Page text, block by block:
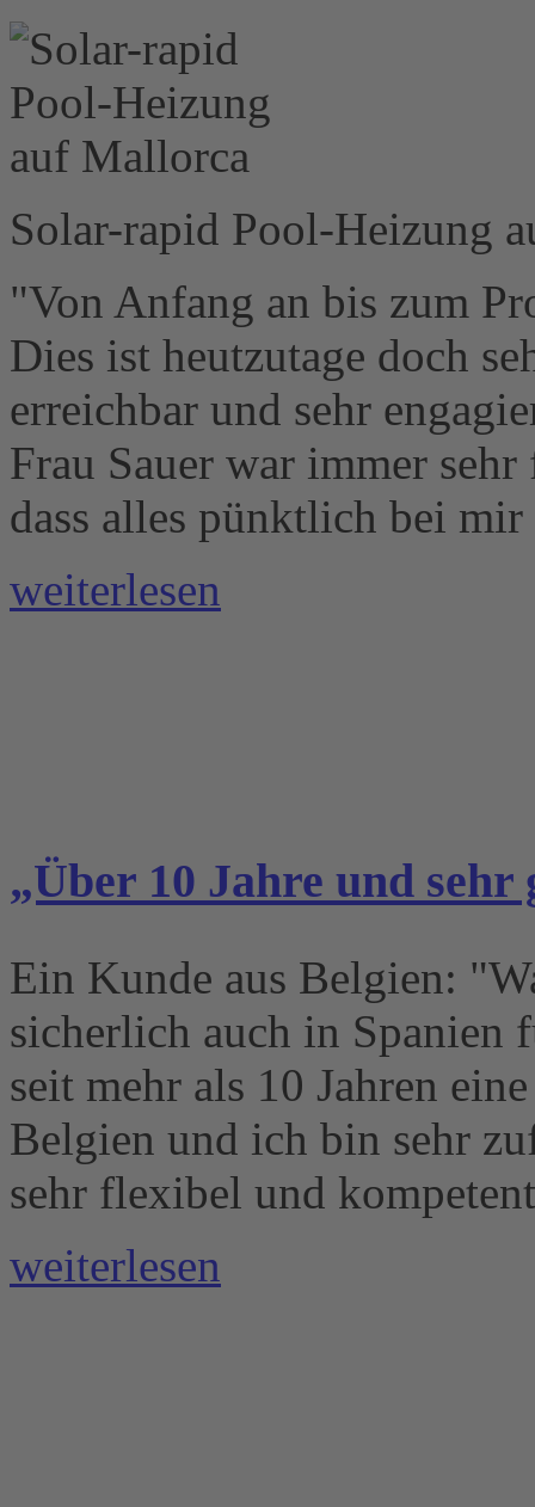
Solar-rapid Pool-Heizung
"Von Anfang an bis zum
Dies ist heutzutage doch
erreichbar und sehr
Frau Sauer war immer
dass alles pünktlich bei
weiterlesen
„Über 10 Jahre und sehr
Ein Kunde aus Belgien:
sicherlich auch in Spanien
seit mehr als 10 Jahren
Belgien und ich bin sehr
sehr flexibel und
weiterlesen